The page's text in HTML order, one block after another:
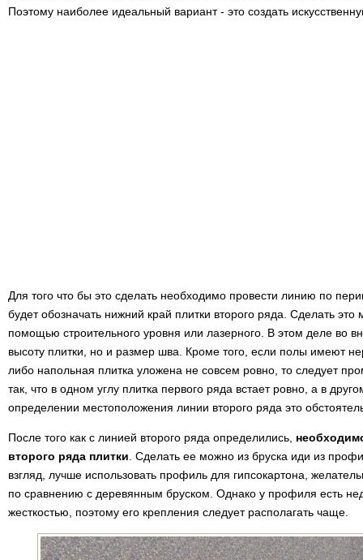
Поэтому наиболее идеальный вариант - это создать
Для того что бы это сделать необходимо провести линию по
будет обозначать нижний край плитки второго ряда. Сделать
помощью строительного уровня или лазерного. В этом деле во
высоту плитки, но и размер шва. Кроме того, если полы имеют
либо напольная плитка уложена не совсем ровно, то следует
так, что в одном углу плитка первого ряда встает ровно, а в
определении местоположения линии второго ряда это
После того как с линией второго ряда определились,
второго ряда плитки . Сделать ее можно из бруска иди из
взгляд, лучше использовать профиль для гипсокартона,
по сравнению с деревянным бруском. Однако у профиля есть
жесткостью, поэтому его крепления следует располагать чаще.